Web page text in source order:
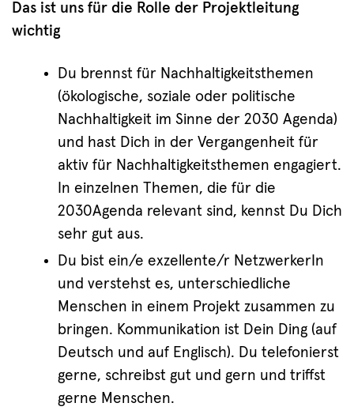
Das ist uns für die Rolle der Projektleitung
wichtig
Du brennst für Nachhaltigkeitsthemen
(ökologische, soziale oder politische
Nachhaltigkeit im Sinne der 2030 Agenda)
und hast Dich in der Vergangenheit für
aktiv für Nachhaltigkeitsthemen engagiert.
In einzelnen Themen, die für die
2030Agenda relevant sind, kennst Du Dich
sehr gut aus.
Du bist ein/e exzellente/r NetzwerkerIn
und verstehst es, unterschiedliche
Menschen in einem Projekt zusammen zu
bringen. Kommunikation ist Dein Ding (auf
Deutsch und auf Englisch). Du telefonierst
gerne, schreibst gut und gern und triffst
gerne Menschen.